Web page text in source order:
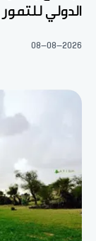
الدولي للتمور
08-08-2026